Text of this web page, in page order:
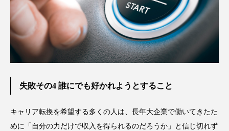
失敗その4 誰にでも好かれようとすること
キャリア転換を希望する多くの人は、長年大企業で働いてきたた
めに「自分の力だけで収入を得られるのだろうか」と信じ切れず